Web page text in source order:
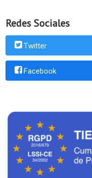
Redes Sociales
Twitter
Facebook